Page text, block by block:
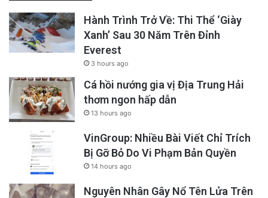
Hành Trình Trở Về: Thi Thể ‘Giày
Xanh’ Sau 30 Năm Trên Đỉnh
Everest
3 hours ago
Cá hồi nướng gia vị Địa Trung Hải
thơm ngon hấp dẫn
13 hours ago
VinGroup: Nhiều Bài Viết Chỉ Trích
Bị Gỡ Bỏ Do Vi Phạm Bản Quyền
14 hours ago
Nguyên Nhân Gây Nổ Tên Lửa Trên